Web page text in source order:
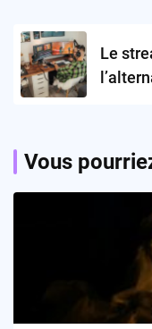
Le
Vous